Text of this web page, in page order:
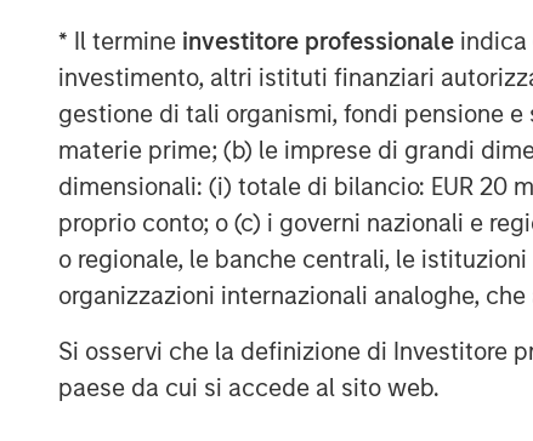
* Il termine investitore professionale indica
investimento, altri istituti finanziari
gestione di tali organismi, fondi pensione
materie prime; (b) le imprese di grandi
dimensionali: (i) totale di bilancio: EUR 20
proprio conto; o (c) i governi nazionali e
o regionale, le banche centrali, le istituzioni
organizzazioni internazionali analoghe,
Si osservi che la definizione di Investitore
paese da cui si accede al sito web.
DISPLAY 1